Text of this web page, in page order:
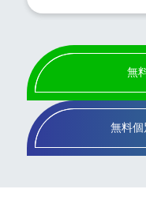
無
無料個